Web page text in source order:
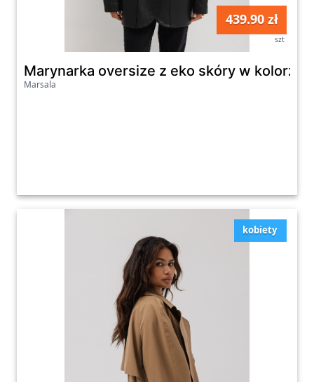
439.90 zł
szt
Marynarka oversize z eko skóry w kolorze
Marsala
kobiety